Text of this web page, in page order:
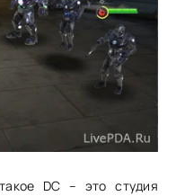
DC – это студия